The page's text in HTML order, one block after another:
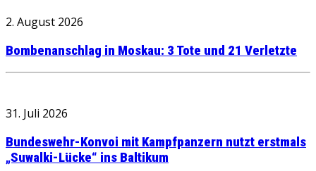
2. August 2026
Bombenanschlag in Moskau: 3 Tote und 21 Verletzte
31. Juli 2026
Bundeswehr-Konvoi mit Kampfpanzern nutzt erstmals
„Suwalki-Lücke“ ins Baltikum